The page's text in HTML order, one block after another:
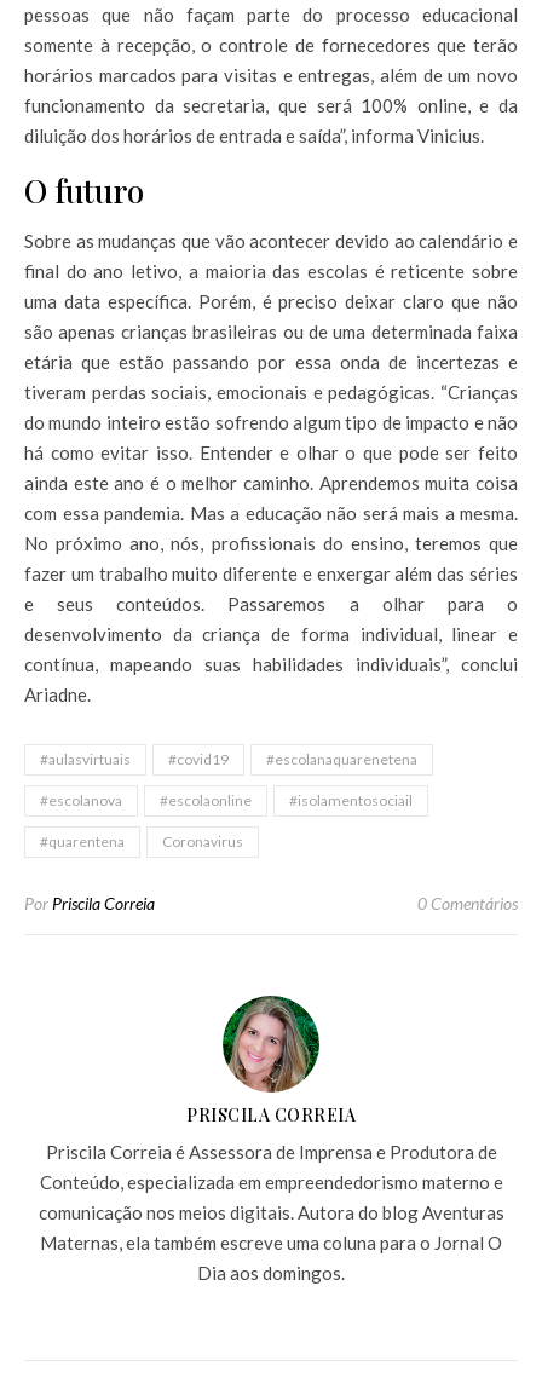
pessoas que não façam parte do processo educacional
somente à recepção, o controle de fornecedores que terão
horários marcados para visitas e entregas, além de um novo
funcionamento da secretaria, que será 100% online, e da
diluição dos horários de entrada e saída”, informa Vinicius.
O futuro
Sobre as mudanças que vão acontecer devido ao calendário e
final do ano letivo, a maioria das escolas é reticente sobre
uma data específica. Porém, é preciso deixar claro que não
são apenas crianças brasileiras ou de uma determinada faixa
etária que estão passando por essa onda de incertezas e
tiveram perdas sociais, emocionais e pedagógicas. “Crianças
do mundo inteiro estão sofrendo algum tipo de impacto e não
há como evitar isso. Entender e olhar o que pode ser feito
ainda este ano é o melhor caminho. Aprendemos muita coisa
com essa pandemia. Mas a educação não será mais a mesma.
No próximo ano, nós, profissionais do ensino, teremos que
fazer um trabalho muito diferente e enxergar além das séries
e seus conteúdos. Passaremos a olhar para o
desenvolvimento da criança de forma individual, linear e
contínua, mapeando suas habilidades individuais”, conclui
Ariadne.
#aulasvirtuais #covid19 #escolanaquarenetena
#escolanova #escolaonline #isolamentosociail
#quarentena Coronavirus
Por Priscila Correia 0 Comentários
PRISCILA CORREIA
Priscila Correia é Assessora de Imprensa e Produtora de
Conteúdo, especializada em empreendedorismo materno e
comunicação nos meios digitais. Autora do blog Aventuras
Maternas, ela também escreve uma coluna para o Jornal O
Dia aos domingos.